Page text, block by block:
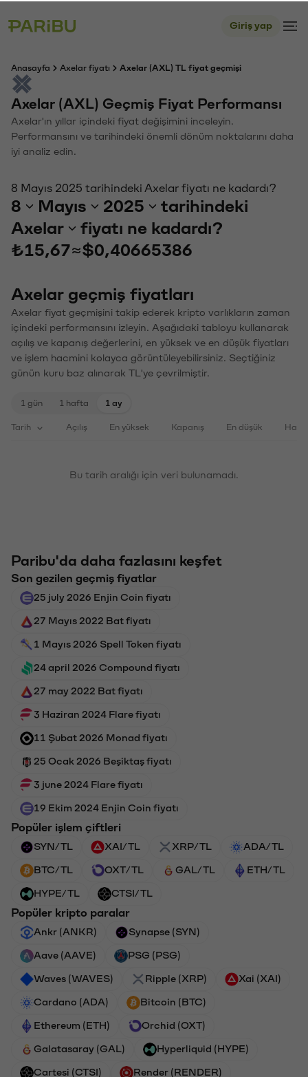
Giriş yap
Anasayfa Axelar fiyatı Axelar (AXL) TL fiyat geçmişi
Axelar (AXL) Geçmiş Fiyat Performansı
Axelar'ın yıllar içindeki fiyat değişimini inceleyin.
Performansını ve tarihindeki önemli dönüm noktalarını daha
iyi analiz edin.
8 Mayıs 2025 tarihindeki Axelar fiyatı ne kadardı?
8 Mayıs 2025
tarihindeki
Axelar
fiyatı ne kadardı?
₺15,67≈$0,40665386
Axelar geçmiş fiyatları
Axelar fiyat geçmişini takip ederek kripto varlıkların zaman
içindeki performansını izleyin. Aşağıdaki tabloyu kullanarak
açılış ve kapanış değerlerini, en yüksek ve en düşük fiyatları
ve işlem hacmini kolayca görüntüleyebilirsiniz. Seçtiğiniz
günün kuru baz alınarak TL'ye çevrilmiştir.
1 gün 1 hafta 1 ay
Tarih Açılış En yüksek Kapanış En düşük
Bu tarih aralığı için veri bulunamadı.
Paribu'da daha fazlasını keşfet
Son gezilen geçmiş fiyatlar
25 july 2026 Enjin Coin fiyatı
27 Mayıs 2022 Bat fiyatı
1 Mayıs 2026 Spell Token fiyatı
24 april 2026 Compound fiyatı
27 may 2022 Bat fiyatı
3 Haziran 2024 Flare fiyatı
11 Şubat 2026 Monad fiyatı
25 Ocak 2026 Beşiktaş fiyatı
3 june 2024 Flare fiyatı
19 Ekim 2024 Enjin Coin fiyatı
Popüler işlem çiftleri
SYN/TL XAI/TL XRP/TL ADA/TL
BTC/TL OXT/TL GAL/TL ETH/TL
HYPE/TL CTSI/TL
Popüler kripto paralar
Ankr (ANKR) Synapse (SYN)
Aave (AAVE) PSG (PSG)
Waves (WAVES) Ripple (XRP) Xai (XAI)
Cardano (ADA) Bitcoin (BTC)
Ethereum (ETH) Orchid (OXT)
Galatasaray (GAL) Hyperliquid (HYPE)
Cartesi (CTSI) Render (RENDER)